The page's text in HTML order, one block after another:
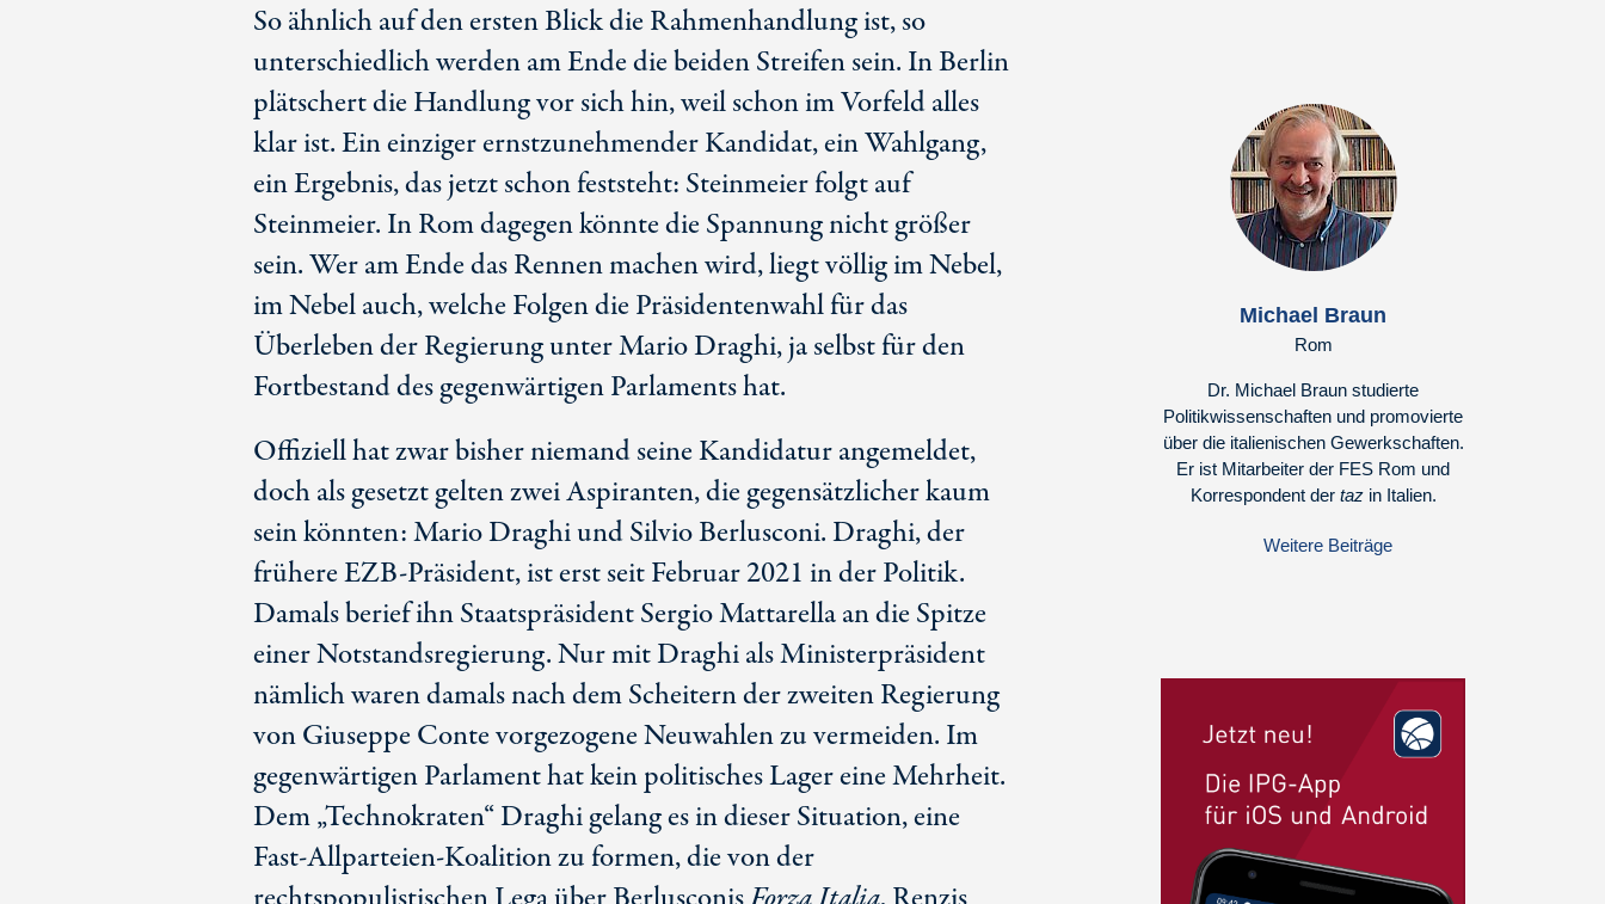
So ähnlich auf den ersten Blick die Rahmenhandlung ist, so
unterschiedlich werden am Ende die beiden Streifen sein. In Berlin
plätschert die Handlung vor sich hin, weil schon im Vorfeld alles
klar ist. Ein einziger ernstzunehmender Kandidat, ein Wahlgang,
ein Ergebnis, das jetzt schon feststeht: Steinmeier folgt auf
Steinmeier. In Rom dagegen könnte die Spannung nicht größer
sein. Wer am Ende das Rennen machen wird, liegt völlig im Nebel,
im Nebel auch, welche Folgen die Präsidentenwahl für das
Überleben der Regierung unter Mario Draghi, ja selbst für den
Fortbestand des gegenwärtigen Parlaments hat.
Offiziell hat zwar bisher niemand seine Kandidatur angemeldet,
doch als gesetzt gelten zwei Aspiranten, die gegensätzlicher kaum
sein könnten: Mario Draghi und Silvio Berlusconi. Draghi, der
frühere EZB-Präsident, ist erst seit Februar 2021 in der Politik.
Damals berief ihn Staatspräsident Sergio Mattarella an die Spitze
einer Notstandsregierung. Nur mit Draghi als Ministerpräsident
nämlich waren damals nach dem Scheitern der zweiten Regierung
von Giuseppe Conte vorgezogene Neuwahlen zu vermeiden. Im
gegenwärtigen Parlament hat kein politisches Lager eine Mehrheit.
Dem „Technokraten“ Draghi gelang es in dieser Situation, eine
Fast-Allparteien-Koalition zu formen, die von der
Michael Braun
Rom
Dr. Michael Braun studierte
Politikwissenschaften und promovierte
über die italienischen Gewerkschaften.
Er ist Mitarbeiter der FES Rom und
Korrespondent der tazin Italien.
Weitere Beiträge